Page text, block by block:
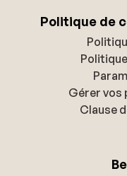
Politique de
Gérer vos
Clause